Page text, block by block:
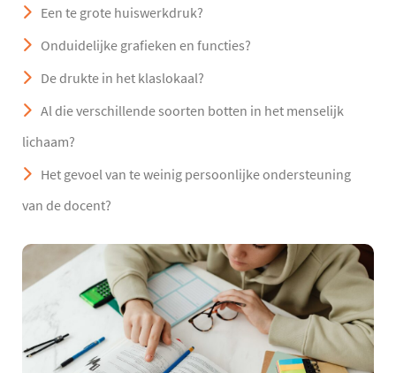
Een te grote huiswerkdruk?
Onduidelijke grafieken en functies?
De drukte in het klaslokaal?
Al die verschillende soorten botten in het menselijk
lichaam?
Het gevoel van te weinig persoonlijke ondersteuning
van de docent?